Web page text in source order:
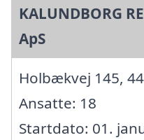
KALUNDBORG
ApS
Holbækvej 145,
Ansatte: 18
Startdato: 01.